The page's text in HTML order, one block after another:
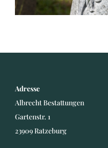
Adresse
Albrecht Bestattungen
Gartenstr. 1
23909 Ratzeburg